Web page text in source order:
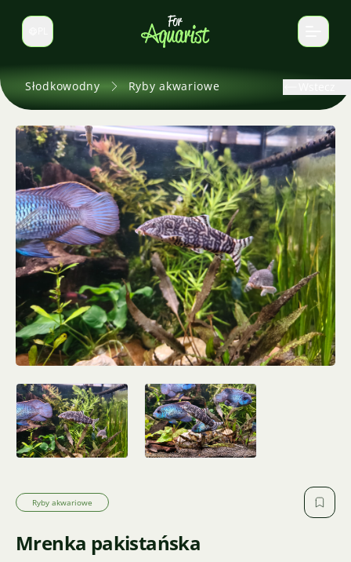
Zmień język
Słodkowodny Ryby akwariowe
Ryby akwariowe
Mrenka pakistańska